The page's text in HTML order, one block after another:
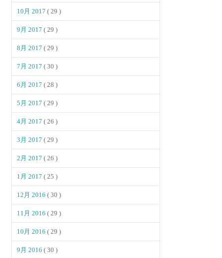
10月 2017( 29 )
9月 2017( 29 )
8月 2017( 29 )
7月 2017( 30 )
6月 2017( 28 )
5月 2017( 29 )
4月 2017( 26 )
3月 2017( 29 )
2月 2017( 26 )
1月 2017( 25 )
12月 2016( 30 )
11月 2016( 29 )
10月 2016( 29 )
9月 2016( 30 )